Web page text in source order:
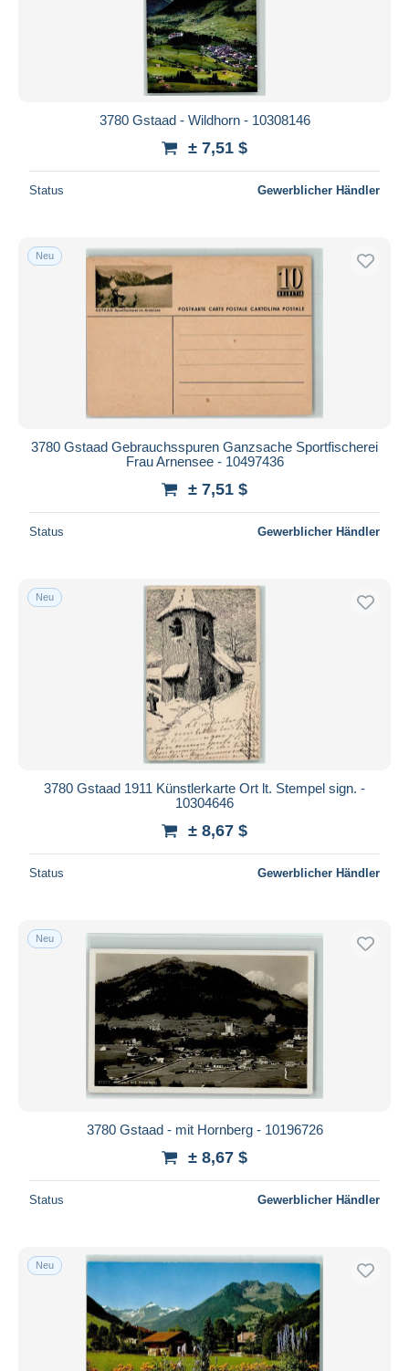
3780 Gstaad - Wildhorn - 10308146
± 7,51 $
Status Gewerblicher Händler
Neu
3780 Gstaad Gebrauchsspuren Ganzsache Sportfischerei
Frau Arnensee - 10497436
± 7,51 $
Status Gewerblicher Händler
Neu
3780 Gstaad 1911 Künstlerkarte Ort lt. Stempel sign. -
10304646
± 8,67 $
Status Gewerblicher Händler
Neu
3780 Gstaad - mit Hornberg - 10196726
± 8,67 $
Status Gewerblicher Händler
Neu